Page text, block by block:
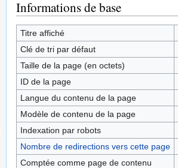
Sauter
à
la
navigation
Sauter
à
la
recherche
Informations de base
Titre affiché
Clé de tri par défaut
Taille de la page (en octets)
ID de la page
Langue du contenu de la page
Modèle de contenu de la page
Indexation par robots
Nombre de redirections vers cette page
Comptée comme page de contenu